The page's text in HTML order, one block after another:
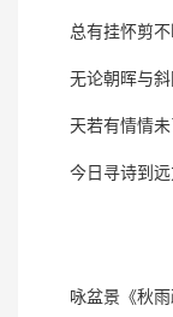
总有挂怀剪不
无论朝晖与斜
天若有情情未
今日寻诗到远
咏盆景《秋雨